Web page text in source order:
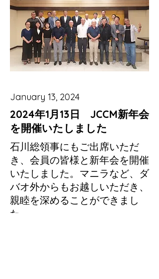
January 13, 2024
2024年1月13日 JCCM新年会
を開催いたしました
石川総領事にもご出席いただ
き、会員の皆様と新年会を開催
いたしました。マニラなど、ダ
バオ外からもお越しいただき、
親睦を深めることができまし
た。